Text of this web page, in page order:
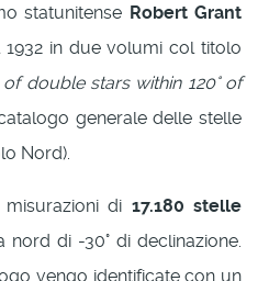
statunitense Robert Grant
in due volumi col titolo
double stars within 120° of
generale delle stelle
Nord).
di 17.180 stelle
di -30° di declinazione.
vengo identificate con un